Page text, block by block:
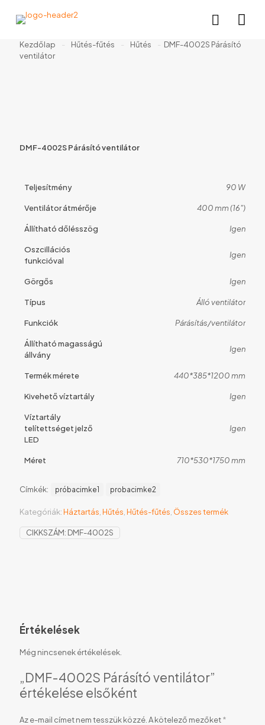
Kezdőlap - Hűtés-fűtés - Hűtés - DMF-4002S Párásító
ventilátor
DMF-4002S Párásító ventilátor
Teljesítmény 90 W
Ventilátor átmérője 400 mm (16")
Állítható dőlésszög Igen
Oszcillációs
funkcióval
Igen
Görgős Igen
Típus Álló ventilátor
Funkciók Párásítás/ventilátor
Állítható magasságú
állvány
Igen
Termék mérete 440*385*1200 mm
Kivehető víztartály Igen
Víztartály
telítettséget jelző
LED
Igen
Méret 710*530*1750 mm
Címkék: próbacimke1 probacimke2
Kategóriák:Háztartás Hűtés Hűtés-fűtés Összes termék
CIKKSZÁM: DMF-4002S
Értékelések
Még nincsenek értékelések.
„DMF-4002S Párásító ventilátor”
értékelése elsőként
Az e-mail címet nem tesszük közzé. A kötelező mezőket*